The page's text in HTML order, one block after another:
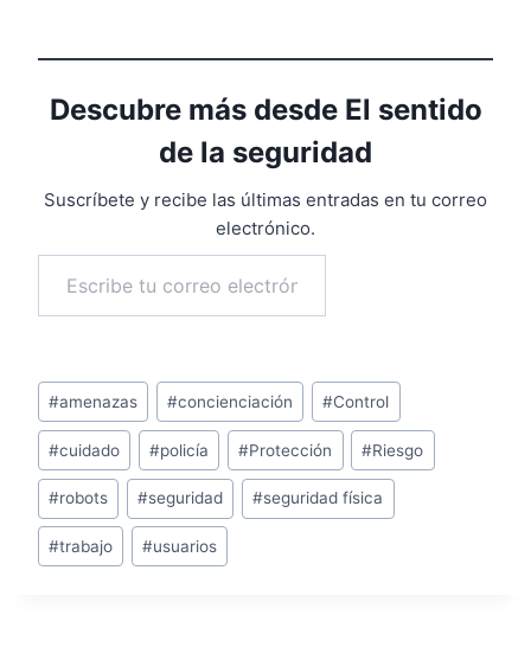
Descubre más desde El sentido
de la seguridad
Suscríbete y recibe las últimas entradas en tu correo
electrónico.
Escribe tu correo electrónico…
Etiquetas
de
la
entrada:
#amenazas #concienciación #Control
#cuidado #policía #Protección #Riesgo
#robots #seguridad #seguridad física
#trabajo #usuarios